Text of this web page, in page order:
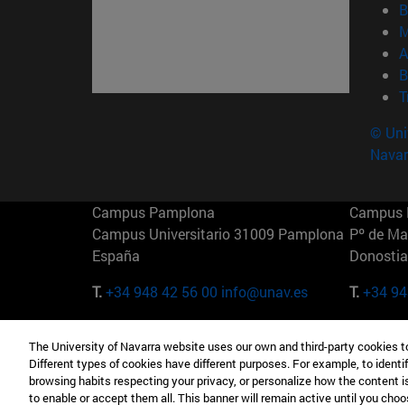
©
Campus Pamplona
Campus Universitario 31009 Pamplona
España
T.+34 948 42 56 00 info@unav.es
Campus
Pº de
T.+34
Camino del Cerro Águila 3 28023
Madrid España
165 W
EE.UU
The University of Navarra website uses our own and third-party cookies
Different types of cookies have different purposes. For example, to
browsing habits respecting your privacy, or personalize how the content
to enable or accept them all. This banner will remain active until you